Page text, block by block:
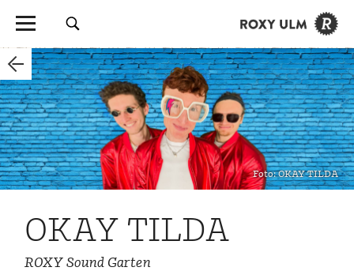
Foto: OKAY TILDA
OKAY TILDA
ROXY Sound Garten